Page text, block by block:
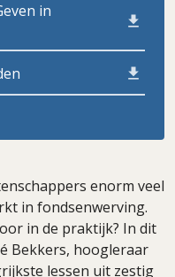
in
enorm veel
in fondsenwerving.
in de praktijk? In dit
Bekkers, hoogleraar
lessen uit zestig